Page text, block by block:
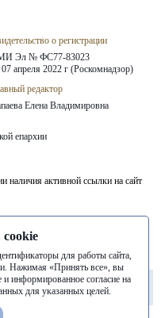
о регистрации
Эл № ФС77-83023
07 апреля 2022 г (Роскомнадзор)
редактор
Елена Владимировна
епархии
наличия активной ссылки на сайт
(книгах, прессе) возможна
Балаковская
епархия
для работы сайта,
Нажимая «Принять все», вы
и информированное согласие на
для указанных целей.